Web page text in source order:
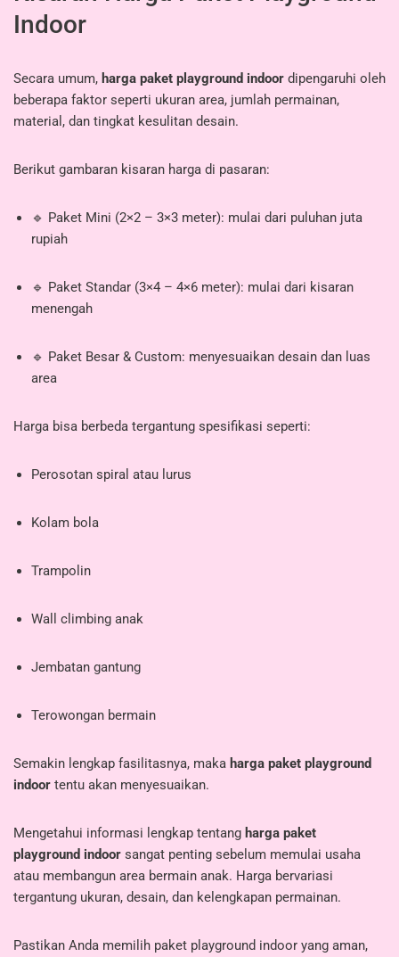
Indoor
Secara umum, harga paket playground indoor dipengaruhi oleh
beberapa faktor seperti ukuran area, jumlah permainan,
material, dan tingkat kesulitan desain.
Berikut gambaran kisaran harga di pasaran:
🔹 Paket Mini (2×2 – 3×3 meter): mulai dari puluhan juta
rupiah
🔹 Paket Standar (3×4 – 4×6 meter): mulai dari kisaran
menengah
🔹 Paket Besar & Custom: menyesuaikan desain dan luas
area
Harga bisa berbeda tergantung spesifikasi seperti:
Perosotan spiral atau lurus
Kolam bola
Trampolin
Wall climbing anak
Jembatan gantung
Terowongan bermain
Semakin lengkap fasilitasnya, maka harga paket playground
indoor tentu akan menyesuaikan.
Mengetahui informasi lengkap tentang harga paket
playground indoor sangat penting sebelum memulai usaha
atau membangun area bermain anak. Harga bervariasi
tergantung ukuran, desain, dan kelengkapan permainan.
Pastikan Anda memilih paket playground indoor yang aman,